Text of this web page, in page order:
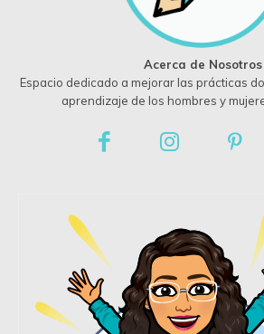
Acerca de Nosotros
Espacio dedicado a mejorar las prácticas
aprendizaje de los hombres y